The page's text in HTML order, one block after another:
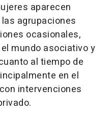
aparecen
agrupaciones
ocasionales,
mundo asociativo y
al tiempo de
en el
intervenciones